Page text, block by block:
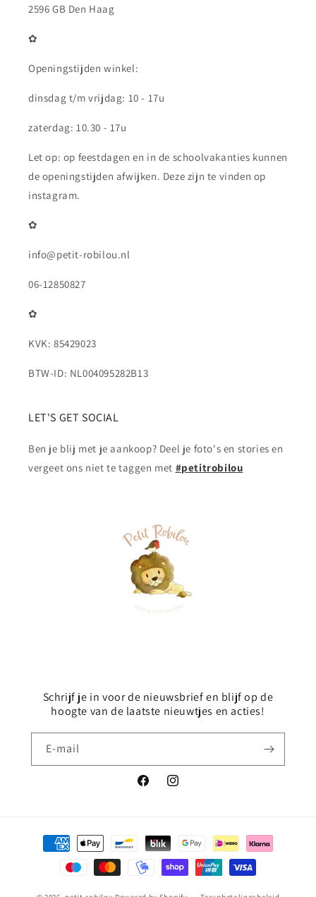
2596 GB Den Haag
✿
Openingstijden winkel:
dinsdag t/m vrijdag: 10 - 17u
zaterdag: 10.30 - 17u
Let op: op feestdagen en in de schoolvakanties kunnen
de openingstijden afwijken. Deze zijn te vinden op
instagram.
✿
info@petit-robilou.nl
06-12850827
✿
KVK: 85429023
BTW-ID: NL004095282B13
LET'S GET SOCIAL
Ben je blij met je aankoop? Deel je foto's en stories en
vergeet ons niet te taggen met #petitrobilou
Schrijf je in voor de nieuwsbrief en blijf op de
hoogte van de laatste nieuwtjes en acties!
E‑mail
FacebookInstagram
Betaalmethoden